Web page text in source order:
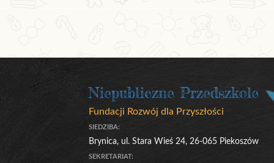
Niepubliczne Przedszkole
Fundacji Rozwój dla Przyszłości
SIEDZIBA:
Brynica, ul. Stara Wieś 24, 26-065 Piekoszów
SEKRETARIAT: